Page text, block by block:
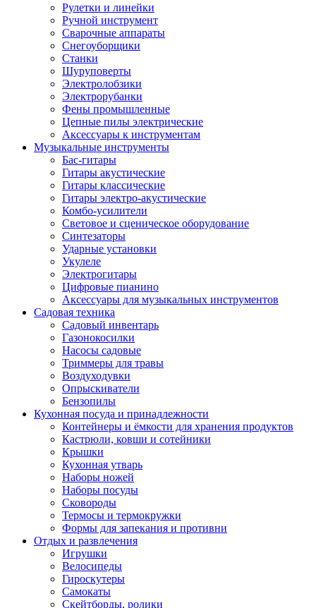
Рулетки и линейки
Ручной инструмент
Сварочные аппараты
Снегоуборщики
Станки
Шуруповерты
Электролобзики
Электрорубанки
Фены промышленные
Цепные пилы электрические
Аксессуары к инструментам
Музыкальные инструменты
Бас-гитары
Гитары акустические
Гитары классические
Гитары электро-акустические
Комбо-усилители
Световое и сценическое оборудование
Синтезаторы
Ударные установки
Укулеле
Электрогитары
Цифровые пианино
Аксессуары для музыкальных инструментов
Садовая техника
Садовый инвентарь
Газонокосилки
Насосы садовые
Триммеры для травы
Воздуходувки
Опрыскиватели
Бензопилы
Кухонная посуда и принадлежности
Контейнеры и ёмкости для хранения продуктов
Кастрюли, ковши и сотейники
Крышки
Кухонная утварь
Наборы ножей
Наборы посуды
Сковороды
Термосы и термокружки
Формы для запекания и противни
Отдых и развлечения
Игрушки
Велосипеды
Гироскутеры
Самокаты
Скейтборды, ролики